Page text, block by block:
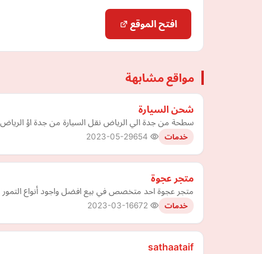
افتح الموقع
مواقع مشابهة
شحن السيارة
سطحة من جدة الي الرياض نقل السيارة من جدة اؤ الرياض الى ائ
خدمات 2023-05-29
متجر عجوة
متجر عجوة احد متخصص في بيع افضل واجود أنواع التمور
خدمات 2023-03-16
sathaataif